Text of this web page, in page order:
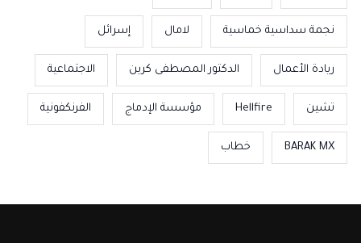
نجمة سداسية خماسية لامال إسرائل
ريادة الأعمال الدكتور المصطفى كرين الاجتماعية
تشين Hellfire مؤسسة الإدماج الفرنكفونية
BARAK MX خطاب